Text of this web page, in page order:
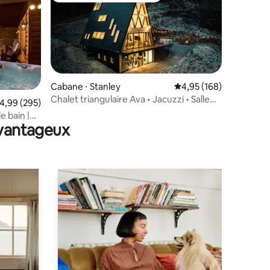
: 4,97 sur 5
moyenne sur la base de 295 commentaires : 4,99 sur 5
4,99 (295)
bain |
Cabane ⋅ Stanley Évaluation moyenne
4,95 (168)
Chalet triangulaire Ava • Jacuzzi • Salle